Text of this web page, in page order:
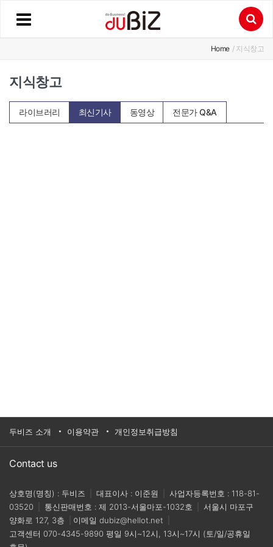
Home / 지식창고
지식창고
라이브러리 최신기사 동영상 전문가 Q&A
두비즈 소개 이용약관 개인정보취급방침
Contact us
상호명(명칭) : 두비즈 대표이사 : 이준원
사업자등록번호 : 118-81-
03520
통신판매번호 : 제 2013-서울마포-1032호
서울시 마포구
양화로 127, 3층
이메일 dubiz@hellot.net
고객센터 070-4345-9890 평일 9시~12시, 13시~17시 (토/일/공휴일